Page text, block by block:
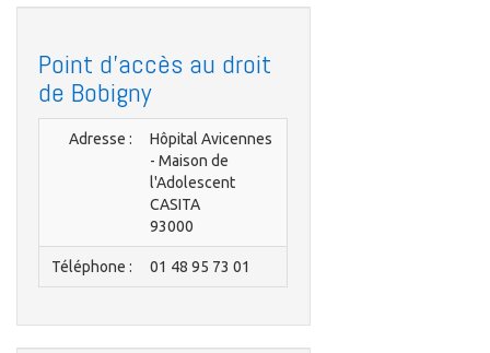
Point d'accès au droit
de Bobigny
Adresse :
Hôpital Avicennes
- Maison de
l'Adolescent
CASITA
93000
Téléphone : 01 48 95 73 01